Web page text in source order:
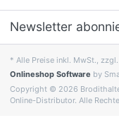
Newsletter
* Alle Preise inkl. MwSt., zzgl.
Onlineshop Software by
Copyright © 2026
Online-Distributor. Alle